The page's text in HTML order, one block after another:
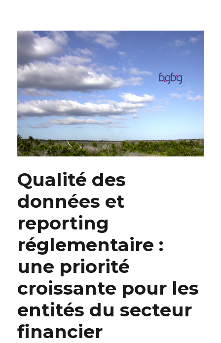
Qualité des
données et
reporting
réglementaire :
une priorité
croissante pour les
entités du secteur
financier